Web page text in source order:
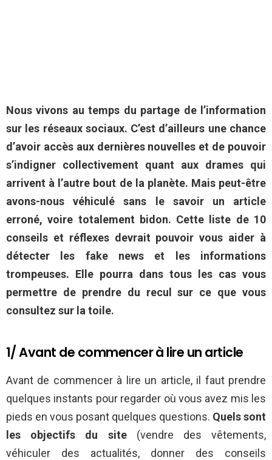
Nous vivons au temps du partage de l’information
sur les réseaux sociaux. C’est d’ailleurs une chance
d’avoir accès aux dernières nouvelles et de pouvoir
s’indigner collectivement quant aux drames qui
arrivent à l’autre bout de la planète. Mais peut-être
avons-nous véhiculé sans le savoir un article
erroné, voire totalement bidon. Cette liste de 10
conseils et réflexes devrait pouvoir vous aider à
détecter les fake news et les informations
trompeuses. Elle pourra dans tous les cas vous
permettre de prendre du recul sur ce que vous
consultez sur la toile.
1/ Avant de commencer à lire un article
Avant de commencer à lire un article, il faut prendre
quelques instants pour regarder où vous avez mis les
pieds en vous posant quelques questions. Quels sont
les objectifs du site (vendre des vêtements,
véhiculer des actualités, donner des conseils